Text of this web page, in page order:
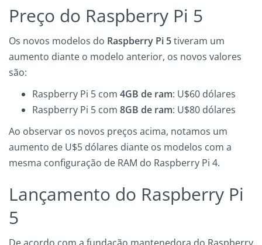
Preço do Raspberry Pi 5
Os novos modelos do Raspberry Pi 5tiveram um
aumento diante o modelo anterior, os novos valores
são:
Raspberry Pi 5 com 4GB de ram: U$60 dólares
Raspberry Pi 5 com 8GB de ram: U$80 dólares
Ao observar os novos preços acima, notamos um
aumento de U$5 dólares diante os modelos com a
mesma configuração de RAM do Raspberry Pi 4.
Lançamento do Raspberry Pi
5